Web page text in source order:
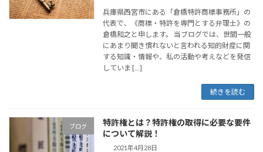
兵庫県西宮市にある「倉橋特許商標事務所」の
代表で、《商標・特許を専門とする弁理士》の
倉橋和之と申します。 当ブログでは、世間一般
にあまり聞き慣れないと言われる知的財産に関
する知識・情報や、私の活動や考えなどを発信
していま […]
続きを読む
ブログ
特許権とは？特許権の取得に必要な要件
について解説！
2021年4月28日